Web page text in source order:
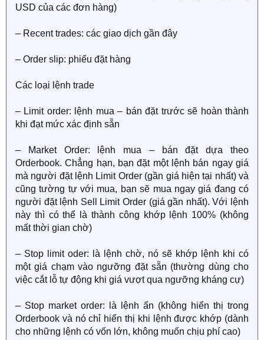
USD của các đơn hàng)
– Recent trades: các giao dịch gần đây
– Order slip: phiếu đặt hàng
Các loại lệnh trade
– Limit order: lệnh mua – bán đặt trước sẽ hoàn thành
khi đạt mức xác định sẵn
– Market Order: lệnh mua – bán đặt dựa theo
Orderbook. Chẳng hạn, bạn đặt một lệnh bán ngay giá
mà người đặt lệnh Limit Order (gần giá hiện tại nhất) và
cũng tường tự với mua, bạn sẽ mua ngay giá đang có
người đặt lệnh Sell Limit Order (giá gần nhất). Với lệnh
này thì có thể là thành công khớp lệnh 100% (không
mất thời gian chờ)
– Stop limit oder: là lệnh chờ, nó sẽ khớp lệnh khi có
một giá chạm vào ngưỡng đặt sẵn (thường dùng cho
việc cắt lỗ tự động khi giá vượt qua ngưỡng kháng cự)
– Stop market order: là lệnh ẩn (không hiển thị trong
Orderbook và nó chỉ hiển thị khi lệnh được khớp (dành
cho những lệnh có vốn lớn, không muốn chịu phí cao)